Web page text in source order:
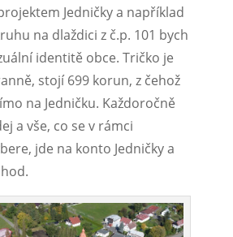
Jedničky a například
na dlaždici z č.p. 101 bych
identitě obce. Tričko je
stojí 699 korun, z čehož
na Jedničku. Každoročně
a vše, co se v rámci
jde na konto Jedničky a